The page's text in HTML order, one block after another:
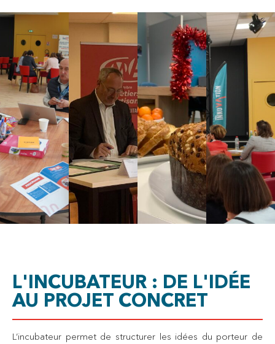
L'INCUBATEUR : DE L'IDÉE
AU PROJET CONCRET
L’incubateur permet de structurer les idées du porteur de